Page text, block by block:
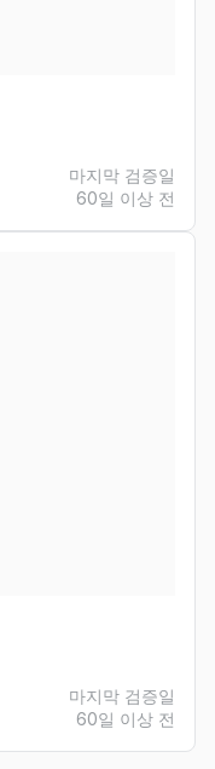
마지막 검증일
60일 이상 전
마지막 검증일
60일 이상 전